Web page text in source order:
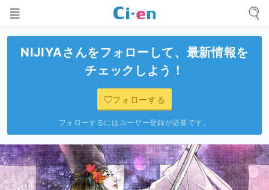
NIJIYAさんをフォローして、最新情報を
チェックしよう！
フォローする
フォローするにはユーザー登録が必要です。